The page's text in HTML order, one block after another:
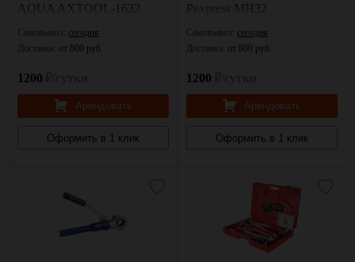
AQUA AXTOOL-1632
Самовывоз: сегодня
Доставка: от 800 руб.
1200
Арендовать
Оформить в 1 клик
Pexpress MH32
Самовывоз: сегодня
Доставка: от 800 руб.
1200
Арендовать
Оформить в 1 клик